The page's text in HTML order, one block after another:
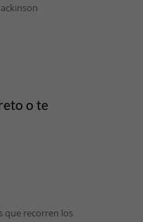
o te
que recorren los